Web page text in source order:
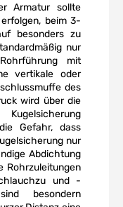
Armatur sollte
beim 3-
besonders zu
nur
mit
vertikale oder
des
wird über die
Gefahr, dass
nur
Abdichtung
Rohrzuleitungen
und -
besondern